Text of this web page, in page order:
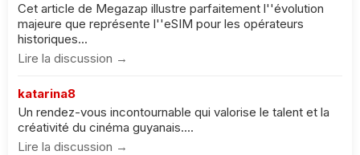
Cet article de Megazap illustre parfaitement l''évolution
majeure que représente l''eSIM pour les opérateurs
historiques...
Lire la discussion →
katarina8
Un rendez-vous incontournable qui valorise le talent et la
créativité du cinéma guyanais....
Lire la discussion →